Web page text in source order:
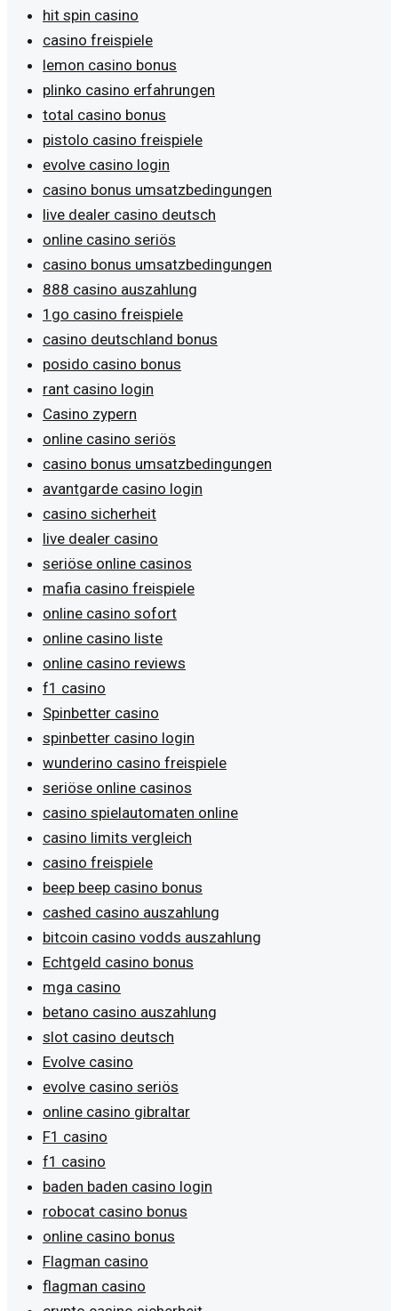
hit spin casino
casino freispiele
lemon casino bonus
plinko casino erfahrungen
total casino bonus
pistolo casino freispiele
evolve casino login
casino bonus umsatzbedingungen
live dealer casino deutsch
online casino seriös
casino bonus umsatzbedingungen
888 casino auszahlung
1go casino freispiele
casino deutschland bonus
posido casino bonus
rant casino login
Casino zypern
online casino seriös
casino bonus umsatzbedingungen
avantgarde casino login
casino sicherheit
live dealer casino
seriöse online casinos
mafia casino freispiele
online casino sofort
online casino liste
online casino reviews
f1 casino
Spinbetter casino
spinbetter casino login
wunderino casino freispiele
seriöse online casinos
casino spielautomaten online
casino limits vergleich
casino freispiele
beep beep casino bonus
cashed casino auszahlung
bitcoin casino vodds auszahlung
Echtgeld casino bonus
mga casino
betano casino auszahlung
slot casino deutsch
Evolve casino
evolve casino seriös
online casino gibraltar
F1 casino
f1 casino
baden baden casino login
robocat casino bonus
online casino bonus
Flagman casino
flagman casino